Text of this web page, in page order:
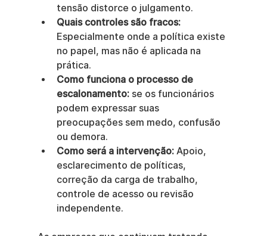
tensão distorce o julgamento.
Quais controles são fracos:
Especialmente onde a política existe
no papel, mas não é aplicada na
prática.
Como funciona o processo de
escalonamento: se os funcionários
podem expressar suas
preocupações sem medo, confusão
ou demora.
Como será a intervenção: Apoio,
esclarecimento de políticas,
correção da carga de trabalho,
controle de acesso ou revisão
independente.